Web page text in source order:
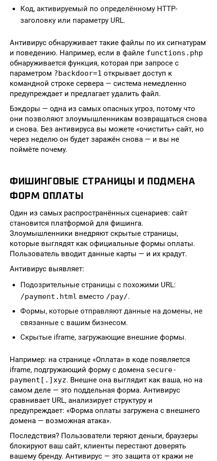
Код, активируемый по определённому HTTP-
заголовку или параметру URL.
Антивирус обнаруживает такие файлы по их сигнатурам
и поведению. Например, если в файле functions.php
обнаруживается функция, которая при запросе с
параметром ?backdoor=1 открывает доступ к
командной строке сервера — система немедленно
предупреждает и предлагает удалить файл.
Бэкдоры — одна из самых опасных угроз, потому что
они позволяют злоумышленникам возвращаться снова
и снова. Без антивируса вы можете «очистить» сайт, но
через неделю он будет заражён снова — и вы не
поймёте почему.
ФИШИНГОВЫЕ СТРАНИЦЫ И ПОДМЕНА
ФОРМ ОПЛАТЫ
Один из самых распространённых сценариев: сайт
становится платформой для фишинга.
Злоумышленники внедряют скрытые страницы,
которые выглядят как официальные формы оплаты.
Пользователь вводит данные карты — и их крадут.
Антивирус выявляет:
Подозрительные страницы с похожими URL:
/payment.html вместо /pay/.
Формы, которые отправляют данные на домены, не
связанные с вашим бизнесом.
Скрытые iframe, загружающие внешние формы.
Например: на странице «Оплата» в коде появляется
iframe, подгружающий форму с домена secure-
payment[.]xyz. Внешне она выглядит как ваша, но на
самом деле — это поддельная форма. Антивирус
сравнивает URL, анализирует структуру и
предупреждает: «Форма оплаты загружена с внешнего
домена — возможная атака».
Последствия? Пользователи теряют деньги, браузеры
блокируют ваш сайт, клиенты перестают доверять
вашему бренду. Антивирус — это защита от кражи не